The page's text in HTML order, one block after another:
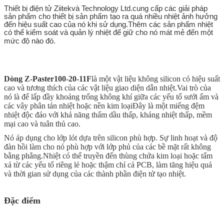
Thiết bị điện tử Ziitekvà Technology Ltd.cung cấp các giải pháp
sản phẩm cho thiết bị sản phẩm tạo ra quá nhiều nhiệt ảnh hưởng
đến hiệu suất cao của nó khi sử dụng.Thêm các sản phẩm nhiệt
có thể kiểm soát và quản lý nhiệt để giữ cho nó mát mẻ đến một
mức độ nào đó.
Dòng Z-Paster100-20-11Flà một vật liệu không silicon có hiệu suất
cao và tương thích của các vật liệu giao diện dẫn nhiệt.Vai trò của
nó là để lấp đầy khoảng trống không khí giữa các yếu tố sưởi ấm và
các vây phân tán nhiệt hoặc nền kim loạiĐây là một miếng đệm
nhiệt độc đáo với khả năng thấm dầu thấp, kháng nhiệt thấp, mềm
mại cao và tuân thủ cao.
Nó áp dụng cho lớp lót dựa trên silicon phù hợp. Sự linh hoạt và độ
đàn hồi làm cho nó phù hợp với lớp phủ của các bề mặt rất không
bằng phẳng.Nhiệt có thể truyền đến thùng chứa kim loại hoặc tấm
xả từ các yếu tố riêng lẻ hoặc thậm chí cả PCB, làm tăng hiệu quả
và thời gian sử dụng của các thành phần điện tử tạo nhiệt.
Đặc điểm